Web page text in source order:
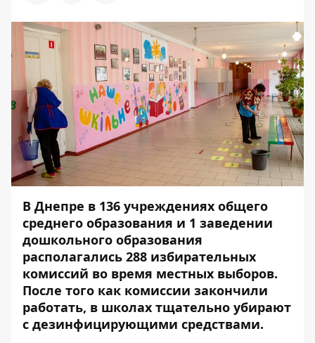
В Днепре в 136 учреждениях общего
среднего образования и 1 заведении
дошкольного образования
располагались 288 избирательных
комиссий во время местных выборов.
После того как комиссии закончили
работать, в школах тщательно убирают
с дезинфицирующими средствами.